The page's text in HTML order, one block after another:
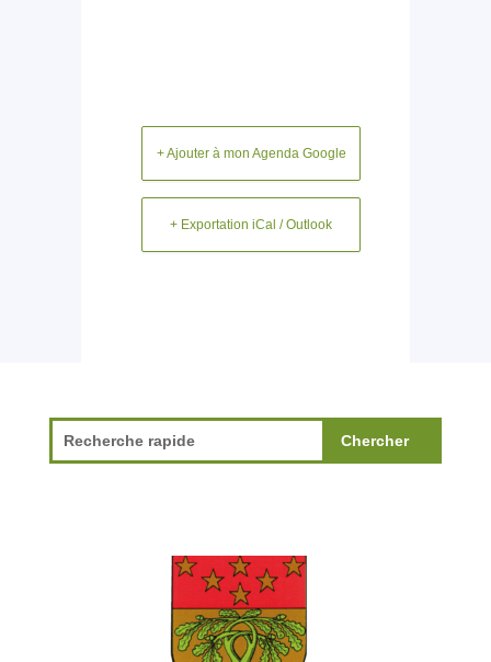
+ Ajouter à mon Agenda Google
+ Exportation iCal / Outlook